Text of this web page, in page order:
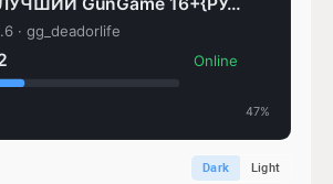
Dark Light